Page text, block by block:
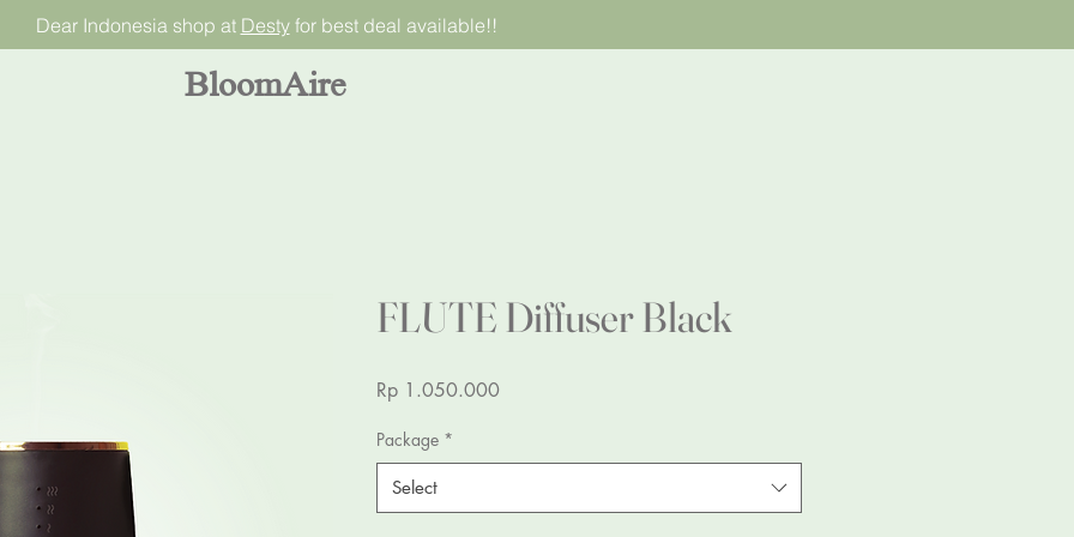
Dear Indonesia shop at Destyfor best deal available!!
BloomAire
FLUTE Diffuser Black
Rp 1.050.000Price
Package *
Select